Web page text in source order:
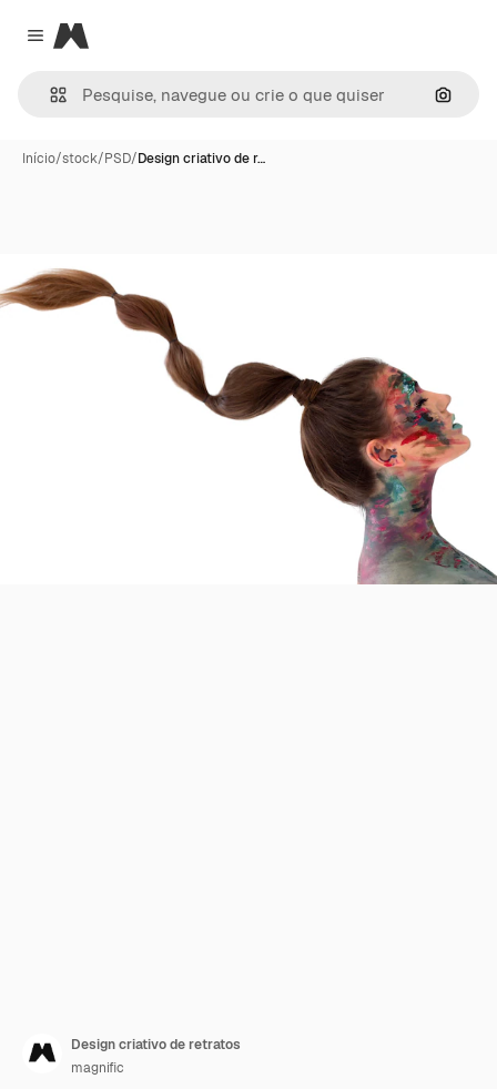
Close menu
Magnific
Início/stock/PSD/Design criativo de r…
Design criativo de retratos
magnific